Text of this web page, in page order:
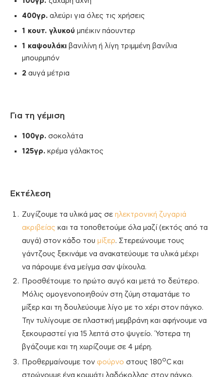
400γρ. αλεύρι για όλες τις χρήσεις
1 κουτ. γλυκού μπέικιν πάουντερ
1 καψουλάκι βανιλίνη ή λίγη τριμμένη βανίλια
μπουρμπόν
2 αυγά μέτρια
Για τη γέμιση
100γρ. σοκολάτα
125γρ. κρέμα γάλακτος
Εκτέλεση
Ζυγίζουμε τα υλικά μας σε ηλεκτρονική ζυγαριά
ακριβείας και τα τοποθετούμε όλα μαζί (εκτός από τα
αυγά) στον κάδο του μίξερ. Στερεώνουμε τους
γάντζους ξεκινάμε να ανακατεύουμε τα υλικά μέχρι
να πάρουμε ένα μείγμα σαν ψίχουλα.
Προσθέτουμε το πρώτο αυγό και μετά το δεύτερο.
Μόλις ομογενοποιηθούν στη ζύμη σταματάμε το
μίξερ και τη δουλεύουμε λίγο με το χέρι στον πάγκο.
Την τυλίγουμε σε πλαστική μεμβράνη και αφήνουμε να
ξεκουραστεί για 15 λεπτά στο ψυγείο. Ύστερα τη
βγάζουμε και τη χωρίζουμε σε 4 μέρη.
Προθερμαίνουμε τον φούρνο στους 180οC και
στρώνουμε ένα κομμάτι λαδόκολλας στον πάγκο.